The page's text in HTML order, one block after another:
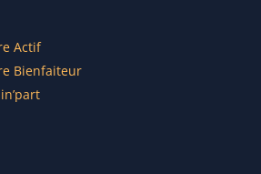
Actif
Bienfaiteur